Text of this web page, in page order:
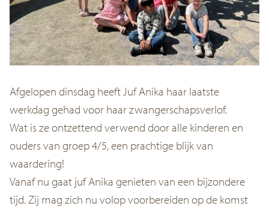
Afgelopen dinsdag heeft Juf Anika haar laatste
werkdag gehad voor haar zwangerschapsverlof.
Wat is ze ontzettend verwend door alle kinderen en
ouders van groep 4/5, een prachtige blijk van
waardering!
Vanaf nu gaat juf Anika genieten van een bijzondere
tijd. Zij mag zich nu volop voorbereiden op de komst